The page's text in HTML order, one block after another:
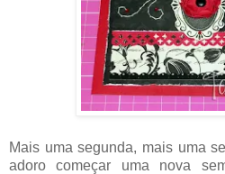
Mais uma segunda, mais uma
adoro começar uma nova